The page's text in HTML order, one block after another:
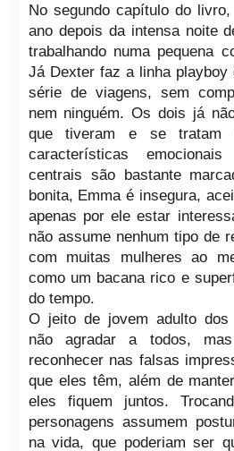
No segundo capítulo do
ano depois da intensa noite
trabalhando numa pequena
Já Dexter faz a linha playboy
série de viagens, sem
nem ninguém. Os dois já
que tiveram e se tratam
características
centrais são bastante
bonita, Emma é insegura,
apenas por ele estar
não assume nenhum tipo de
com muitas mulheres ao
como um bacana rico e
do tempo.
O jeito de jovem adulto dos
não agradar a todos,
reconhecer nas falsas
que eles têm, além de
eles fiquem juntos.
personagens assumem
na vida, que poderiam ser